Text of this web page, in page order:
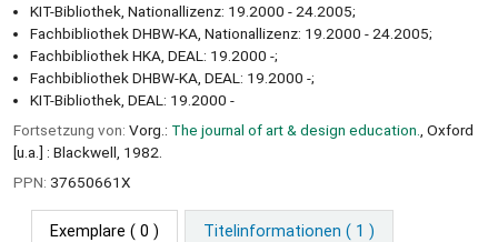
KIT-Bibliothek, Nationallizenz: 19.2000 - 24.2005;
Fachbibliothek DHBW-KA, Nationallizenz: 19.2000 - 24.2005;
Fachbibliothek HKA, DEAL: 19.2000 -;
Fachbibliothek DHBW-KA, DEAL: 19.2000 -;
KIT-Bibliothek, DEAL: 19.2000 -
Fortsetzung von: Vorg.: The journal of art & design education.
, Oxford
[u.a.] : Blackwell, 1982.
PPN: 37650661X
Exemplare ( 0 ) Titelinformationen ( 1 )